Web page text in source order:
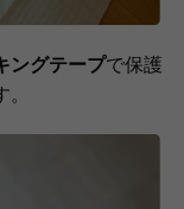
ングテープで保護